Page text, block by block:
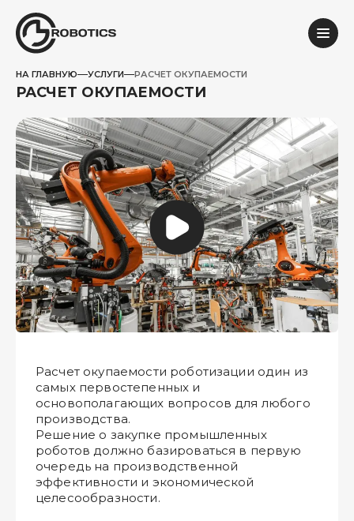
НА ГЛАВНУЮ УСЛУГИ РАСЧЕТ ОКУПАЕМОСТИ
РАСЧЕТ ОКУПАЕМОСТИ
Расчет окупаемости роботизации один из
самых первостепенных и
основополагающих вопросов для любого
производства.
Решение о закупке промышленных
роботов должно базироваться в первую
очередь на производственной
эффективности и экономической
целесообразности.